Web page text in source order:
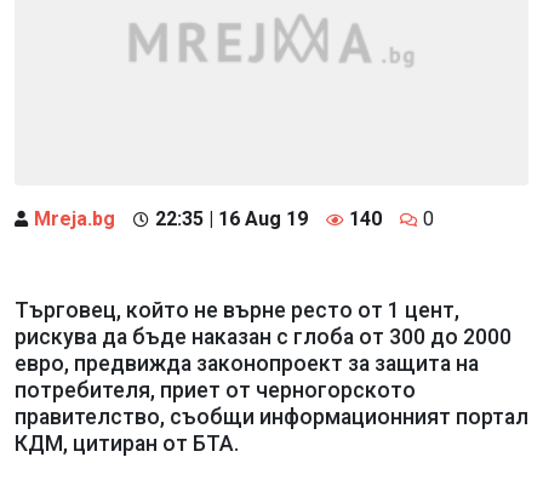
Mreja.bg 22:35 | 16 Aug 19 140 0
Търговец, който не върне ресто от 1 цент,
рискува да бъде наказан с глоба от 300 до 2000
евро, предвижда законопроект за защита на
потребителя, приет от черногорското
правителство, съобщи информационният портал
КДМ, цитиран от БТА.